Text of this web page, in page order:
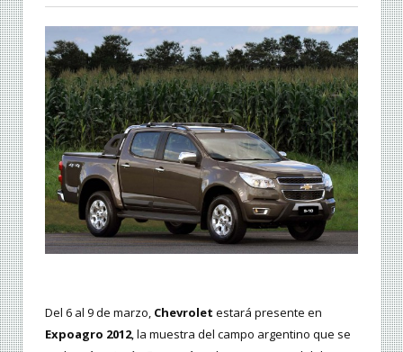
Del 6 al 9 de marzo, Chevrolet estará presente en
Expoagro 2012, la muestra del campo argentino que se